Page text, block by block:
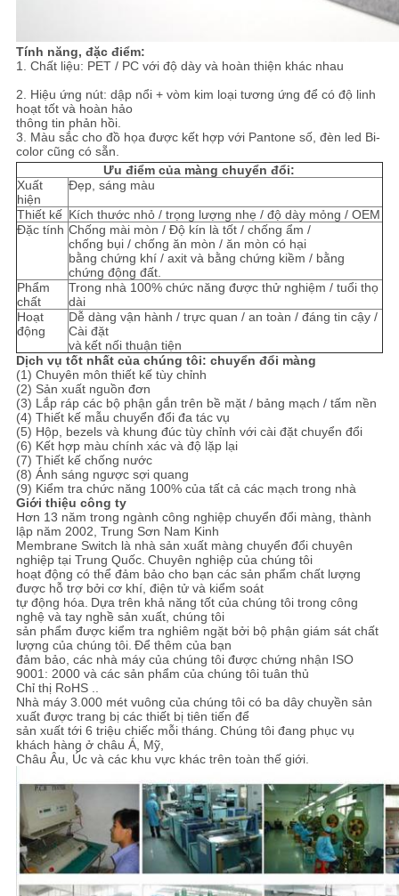
Tính năng, đặc điểm:
1. Chất liệu: PET / PC với độ dày và hoàn thiện khác nhau
2. Hiệu ứng nút: dập nổi + vòm kim loại tương ứng để có độ linh
hoạt tốt và hoàn hảo
thông tin phản hồi.
3. Màu sắc cho đồ họa được kết hợp với Pantone số, đèn led Bi-
color cũng có sẵn.
Ưu điểm của màng chuyển đổi:
Xuất
hiện
Đẹp, sáng màu
Thiết kế Kích thước nhỏ / trọng lượng nhẹ / độ dày mỏng / OEM
Đặc tính Chống mài mòn / Độ kín là tốt / chống ẩm /
chống bụi / chống ăn mòn / ăn mòn có hại
bằng chứng khí / axit và bằng chứng kiềm / bằng
chứng động đất.
Phẩm
chất
Trong nhà 100% chức năng được thử nghiệm / tuổi thọ
dài
Hoạt
động
Dễ dàng vận hành / trực quan / an toàn / đáng tin cậy /
Cài đặt
và kết nối thuận tiện
Dịch vụ tốt nhất của chúng tôi: chuyển đổi màng
(1) Chuyên môn thiết kế tùy chỉnh
(2) Sản xuất nguồn đơn
(3) Lắp ráp các bộ phận gắn trên bề mặt / bảng mạch / tấm nền
(4) Thiết kế mẫu chuyển đổi đa tác vụ
(5) Hộp, bezels và khung đúc tùy chỉnh với cài đặt chuyển đổi
(6) Kết hợp màu chính xác và độ lặp lại
(7) Thiết kế chống nước
(8) Ánh sáng ngược sợi quang
(9) Kiểm tra chức năng 100% của tất cả các mạch trong nhà
Giới thiệu công ty
Hơn 13 năm trong ngành công nghiệp chuyển đổi màng, thành
lập năm 2002, Trung Sơn Nam Kinh
Membrane Switch là nhà sản xuất màng chuyển đổi chuyên
nghiệp tại Trung Quốc. Chuyên nghiệp của chúng tôi
hoạt động có thể đảm bảo cho bạn các sản phẩm chất lượng
được hỗ trợ bởi cơ khí, điện tử và kiểm soát
tự động hóa. Dựa trên khả năng tốt của chúng tôi trong công
nghệ và tay nghề sản xuất, chúng tôi
sản phẩm được kiểm tra nghiêm ngặt bởi bộ phận giám sát chất
lượng của chúng tôi. Để thêm của bạn
đảm bảo, các nhà máy của chúng tôi được chứng nhận ISO
9001: 2000 và các sản phẩm của chúng tôi tuân thủ
Chỉ thị RoHS ..
Nhà máy 3.000 mét vuông của chúng tôi có ba dây chuyền sản
xuất được trang bị các thiết bị tiên tiến để
sản xuất tới 6 triệu chiếc mỗi tháng. Chúng tôi đang phục vụ
khách hàng ở châu Á, Mỹ,
Châu Âu, Úc và các khu vực khác trên toàn thế giới.